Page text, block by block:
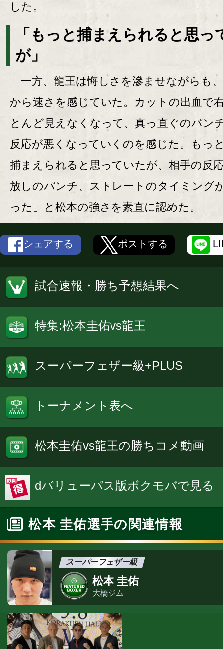
した。
「もっと捕まえられると思っ
が」
一方、龍王は悔しさを滲ませながらも
から速さを感じていた。カットの出血で
とんど見えなくなって、真っ直ぐのパン
反応が悪くなっていくのを感じた。もっ
捕まえられると思っていたが、相手の反
放しのパンチ、ストレートのタイミング
った」と松本の強さを素直に認めた。
シェアする ポストする
試合速報・勝ち予想結果へ
特集:松本圭佑vs龍王
スーパーフェザー級+PLUS
トーナメント表へ
松本圭佑vs龍王の勝ちコメ動画
dバリューパス版ボクモバで見る
松本 圭佑選手の関連情報
スーパーフェザー級
松本 圭佑
大橋ジム